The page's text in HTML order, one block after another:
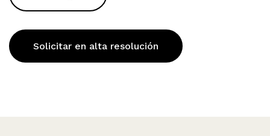
Solicitar en alta resolución